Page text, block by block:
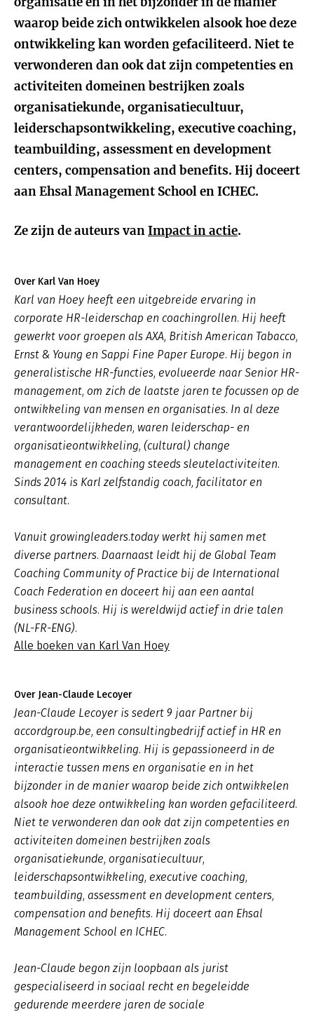
waarop beide zich ontwikkelen alsook hoe deze
ontwikkeling kan worden gefaciliteerd. Niet te
verwonderen dan ook dat zijn competenties en
activiteiten domeinen bestrijken zoals
organisatiekunde, organisatiecultuur,
leiderschapsontwikkeling, executive coaching,
teambuilding, assessment en development
centers, compensation and benefits. Hij doceert
aan Ehsal Management School en ICHEC.
Ze zijn de auteurs vanImpact in actie.
Over Karl Van Hoey
Karl van Hoey heeft een uitgebreide ervaring in
corporate HR-leiderschap en coachingrollen. Hij heeft
gewerkt voor groepen als AXA, British American Tabacco,
Ernst & Young en Sappi Fine Paper Europe. Hij begon in
generalistische HR-functies, evolueerde naar Senior HR-
management, om zich de laatste jaren te focussen op de
ontwikkeling van mensen en organisaties. In al deze
verantwoordelijkheden, waren leiderschap- en
organisatieontwikkeling, (cultural) change
management en coaching steeds sleutelactiviteiten.
Sinds 2014 is Karl zelfstandig coach, facilitator en
consultant.
Vanuit growingleaders.today werkt hij samen met
diverse partners. Daarnaast leidt hij de Global Team
Coaching Community of Practice bij de International
Coach Federation en doceert hij aan een aantal
business schools. Hij is wereldwijd actief in drie talen
(NL-FR-ENG).
Alle boeken van Karl Van Hoey
Over Jean-Claude Lecoyer
Jean-Claude Lecoyer is sedert 9 jaar Partner bij
accordgroup.be, een consultingbedrijf actief in HR en
organisatieontwikkeling. Hij is gepassioneerd in de
interactie tussen mens en organisatie en in het
bijzonder in de manier waarop beide zich ontwikkelen
alsook hoe deze ontwikkeling kan worden gefaciliteerd.
Niet te verwonderen dan ook dat zijn competenties en
activiteiten domeinen bestrijken zoals
organisatiekunde, organisatiecultuur,
leiderschapsontwikkeling, executive coaching,
teambuilding, assessment en development centers,
compensation and benefits. Hij doceert aan Ehsal
Management School en ICHEC.
Jean-Claude begon zijn loopbaan als jurist
gespecialiseerd in sociaal recht en begeleidde
gedurende meerdere jaren de sociale